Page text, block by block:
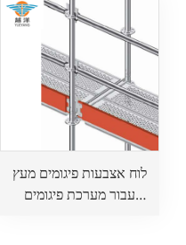
לוח אצבעות פיגומים מעץ
עבור מערכת פיגומים